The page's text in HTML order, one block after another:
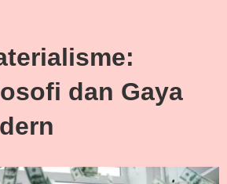
dan Gaya